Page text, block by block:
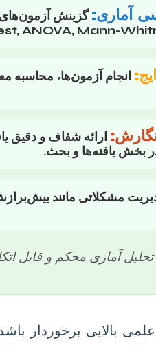
آماری:گزینش
ارائه شفاف و دقیق
بخش یافته‌ها و بحث.
مشکلاتی مانند
آماری محکم و قابل
بالایی برخوردار